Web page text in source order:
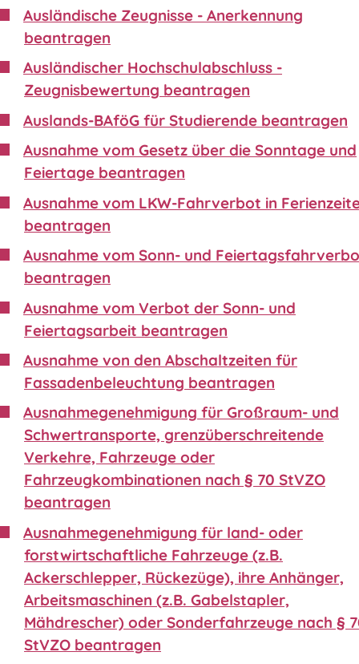
Ausländische Zeugnisse - Anerkennung
beantragen
Ausländischer Hochschulabschluss -
Zeugnisbewertung beantragen
Auslands-BAföG für Studierende beantragen
Ausnahme vom Gesetz über die Sonntage und
Feiertage beantragen
Ausnahme vom LKW-Fahrverbot in
beantragen
Ausnahme vom Sonn- und
beantragen
Ausnahme vom Verbot der Sonn- und
Feiertagsarbeit beantragen
Ausnahme von den Abschaltzeiten für
Fassadenbeleuchtung beantragen
Ausnahmegenehmigung für Großraum- und
Schwertransporte, grenzüberschreitende
Verkehre, Fahrzeuge oder
Fahrzeugkombinationen nach § 70 StVZO
beantragen
Ausnahmegenehmigung für land- oder
forstwirtschaftliche Fahrzeuge (z.B.
Ackerschlepper, Rückezüge), ihre Anhänger,
Arbeitsmaschinen (z.B. Gabelstapler,
Mähdrescher) oder Sonderfahrzeuge nach §
StVZO beantragen